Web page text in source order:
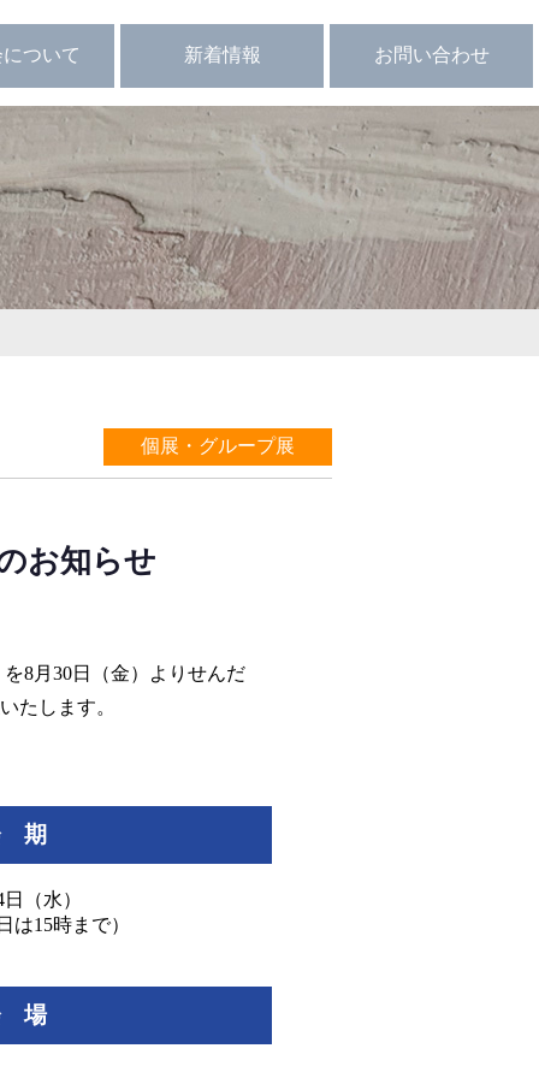
について
定 款 関連サイト
新着情報
会員向け
お問い合わせ
個展・グループ展
お知らせ
を8月30日（金）よりせんだ
たします。
期
（水）
15時まで）
場